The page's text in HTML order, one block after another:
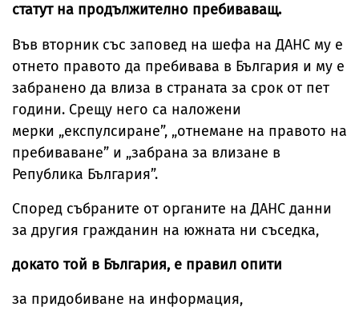
статут на продължително пребиваващ.
Във вторник със заповед на шефа на ДАНС му е
отнето правото да пребивава в България и му е
забранено да влиза в страната за срок от пет
години. Срещу него са наложени
мерки „експулсиране”, „отнемане на правото на
пребиваване” и „забрана за влизане в
Република България”.
Според събраните от органите на ДАНС данни
за другия гражданин на южната ни съседка,
докато той в България, е правил опити
за придобиване на информация,